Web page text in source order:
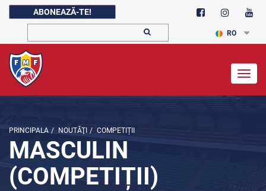
ABONEAZĂ-TE!
RO
PRINCIPALA / NOUTĂŢI / COMPETIȚII
MASCULIN
(COMPETIȚII)